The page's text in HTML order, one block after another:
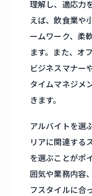
理解し、適応力
えば、飲食業や
ームワーク、柔
ます。また、オ
ビジネスマナー
タイムマネジメ
きます。
アルバイトを選
リアに関連する
を選ぶことがポ
囲気や業務内容
フスタイルに合